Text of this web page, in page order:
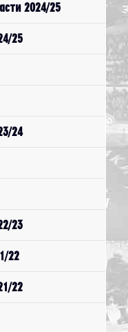
2024/25
25
24
23
22
22